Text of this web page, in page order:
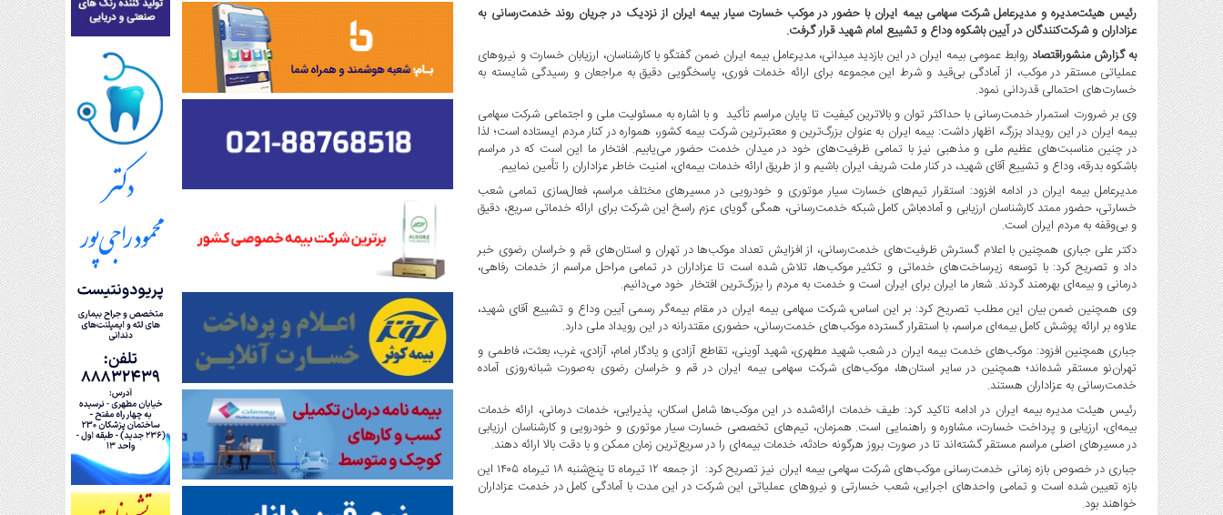
و
فن
آوری
بانک
،
بیمه
و
ارز
دیجیتال
کشاورزی
و
صنایع
غذایی
سیاسی
و
بین
الملل
نگاه
روز
گوناگون
رئیس هیئت‌مدیره و مدیرعامل شرکت سهامی بیمه ایران با حضور در موکب خسارت سیار بیمه ایران از نزدیک در جریان روند خدمت‌رسانی به
عزاداران و شرکت‌کنندگان در آیین باشکوه وداع و تشییع امام شهید قرار گرفت.
به گزارش منشوراقتصاد روابط عمومی بیمه ایران در این بازدید میدانی، مدیرعامل بیمه ایران ضمن گفتگو با کارشناسان، ارزیابان خسارت و نیروهای
عملیاتی مستقر در موکب، از آمادگی بی‌قید و شرط این مجموعه برای ارائه خدمات فوری، پاسخگویی دقیق به مراجعان و رسیدگی شایسته به
خسارت‌های احتمالی قدردانی نمود.
وی بر ضرورت استمرار خدمت‌رسانی با حداکثر توان و بالاترین کیفیت تا پایان مراسم تأکید و با اشاره به مسئولیت ملی و اجتماعی شرکت سهامی
بیمه ایران در این رویداد بزرگ، اظهار داشت: بیمه ایران به عنوان بزرگ‌ترین و معتبرترین شرکت بیمه کشور، همواره در کنار مردم ایستاده است؛ لذا
در چنین مناسبت‌های عظیم ملی و مذهبی نیز با تمامی ظرفیت‌های خود در میدان خدمت حضور می‌یابیم. افتخار ما این است که در مراسم
باشکوه بدرقه، وداع و تشییع آقای شهید، در کنار ملت شریف ایران باشیم و از طریق ارائه خدمات بیمه‌ای، امنیت خاطر عزاداران را تأمین نماییم.
مدیرعامل بیمه ایران در ادامه افزود: استقرار تیم‌های خسارت سیار موتوری و خودرویی در مسیرهای مختلف مراسم، فعال‌سازی تمامی شعب
خسارتی، حضور ممتد کارشناسان ارزیابی و آماده‌باش کامل شبکه خدمت‌رسانی، همگی گویای عزم راسخ این شرکت برای ارائه خدماتی سریع، دقیق
و بی‌وقفه به مردم ایران است.
دکتر علی جباری همچنین با اعلام گسترش ظرفیت‌های خدمت‌رسانی، از افزایش تعداد موکب‌ها در تهران و استان‌های قم و خراسان رضوی خبر
داد و تصریح کرد: با توسعه زیرساخت‌های خدماتی و تکثیر موکب‌ها، تلاش شده است تا عزاداران در تمامی مراحل مراسم از خدمات رفاهی،
درمانی و بیمه‌ای بهره‌مند گردند. شعار ما ایران برای ایران است و خدمت به مردم را بزرگ‌ترین افتخار خود می‌دانیم.
وی همچنین ضمن بیان این مطلب تصریح کرد: بر این اساس، شرکت سهامی بیمه ایران در مقام بیمه‌گر رسمی آیین وداع و تشییع آقای شهید،
علاوه بر ارائه پوشش کامل بیمه‌ای مراسم، با استقرار گسترده موکب‌های خدمت‌رسانی، حضوری مقتدرانه در این رویداد ملی دارد.
جباری همچنین افزود: موکب‌های خدمت بیمه ایران در شعب شهید مطهری، شهید آوینی، تقاطع آزادی و یادگار امام، آزادی، غرب، بعثت، فاطمی و
تهران‌نو مستقر شده‌اند؛ همچنین در سایر استان‌ها، موکب‌های شرکت سهامی بیمه ایران در قم و خراسان رضوی به‌صورت شبانه‌روزی آماده
خدمت‌رسانی به عزاداران هستند.
رئیس هیئت مدیره بیمه ایران در ادامه تاکید کرد: طیف خدمات ارائه‌شده در این موکب‌ها شامل اسکان، پذیرایی، خدمات درمانی، ارائه خدمات
بیمه‌ای، ارزیابی و پرداخت خسارت، مشاوره و راهنمایی است. همزمان، تیم‌های تخصصی خسارت سیار موتوری و خودرویی و کارشناسان ارزیابی
در مسیرهای اصلی مراسم مستقر گشته‌اند تا در صورت بروز هرگونه حادثه، خدمات بیمه‌ای را در سریع‌ترین زمان ممکن و با دقت بالا ارائه دهند.
جباری در خصوص بازه زمانی خدمت‌رسانی موکب‌های شرکت سهامی بیمه ایران نیز تصریح کرد: از جمعه ۱۲ تیرماه تا پنج‌شنبه ۱۸ تیرماه ۱۴۰۵ این
بازه تعیین شده است و تمامی واحدهای اجرایی، شعب خسارتی و نیروهای عملیاتی این شرکت در این مدت با آمادگی کامل در خدمت عزاداران
خواهند بود.